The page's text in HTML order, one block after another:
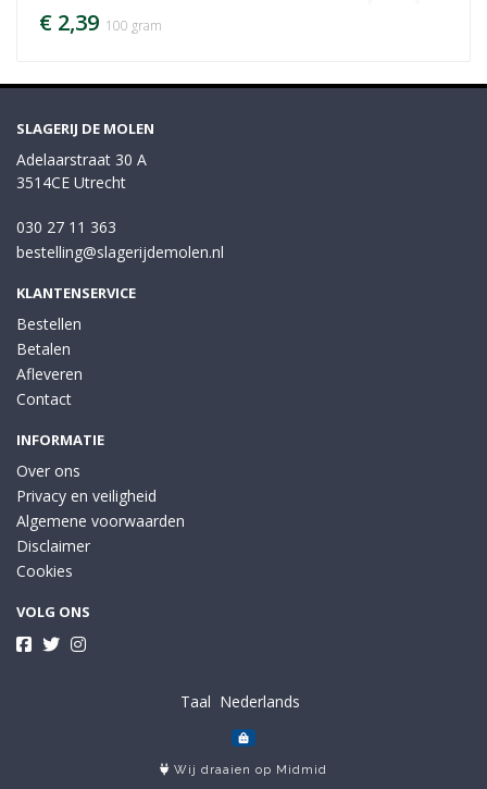
€ 2,39 100 gram
SLAGERIJ DE MOLEN
Adelaarstraat 30 A
3514CE Utrecht
030 27 11 363
bestelling@slagerijdemolen.nl
KLANTENSERVICE
Bestellen
Betalen
Afleveren
Contact
INFORMATIE
Over ons
Privacy en veiligheid
Algemene voorwaarden
Disclaimer
Cookies
VOLG ONS
Taal
Wij draaien op Midmid